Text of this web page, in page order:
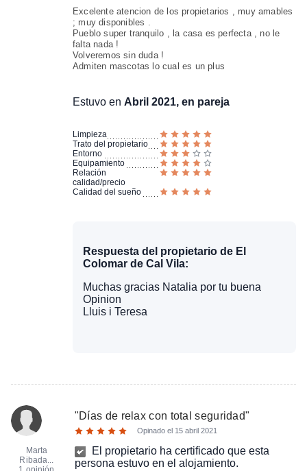
Excelente atencion de los propietarios , muy amables
; muy disponibles .
Pueblo super tranquilo , la casa es perfecta , no le
falta nada !
Volveremos sin duda !
Admiten mascotas lo cual es un plus
Estuvo en Abril 2021, en pareja
Limpieza
Trato del propietario
Entorno
Equipamiento
Relación
calidad/precio
Calidad del sueño
Respuesta del propietario de El
Colomar de Cal Vila:
Muchas gracias Natalia por tu buena
Opinion
Lluis i Teresa
Marta
Ribada...
"Días de relax con total seguridad"
Opinado el 15 abril 2021
El propietario ha certificado que esta
persona estuvo en el alojamiento.